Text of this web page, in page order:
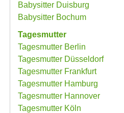
Babysitter Duisburg
Babysitter Bochum
Tagesmutter
Tagesmutter Berlin
Tagesmutter Düsseldorf
Tagesmutter Frankfurt
Tagesmutter Hamburg
Tagesmutter Hannover
Tagesmutter Köln